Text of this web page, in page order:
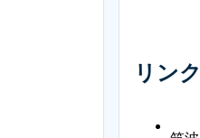
リンク